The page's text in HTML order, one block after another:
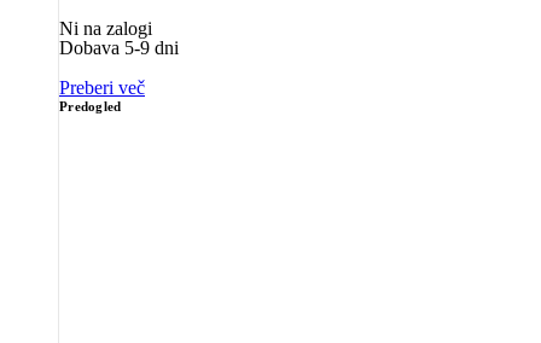
Ni na zalogi
Dobava 5-9 dni
Preberi več
Predogled